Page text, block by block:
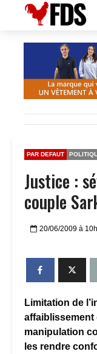
PAR DEFAUT
Justice :
couple
20/06/2009 à
Limitation de
affaiblissement
manipulation
les rendre